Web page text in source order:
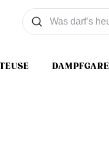
Was wollen Sie suchen
Suchen